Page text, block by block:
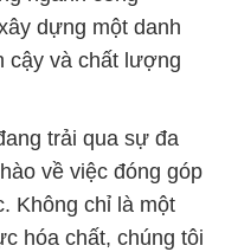
dựng một danh
cậy và chất lượng
trải qua sự đa
về việc đóng góp
Không chỉ là một
hóa chất, chúng tôi